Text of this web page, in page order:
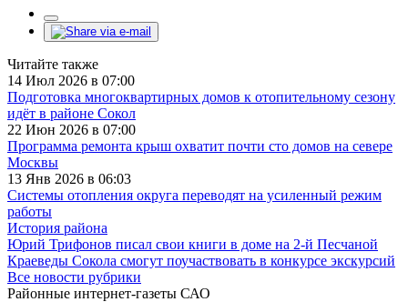
Читайте также
14 Июл 2026 в 07:00
Подготовка многоквартирных домов к отопительному сезону
идёт в районе Сокол
22 Июн 2026 в 07:00
Программа ремонта крыш охватит почти сто домов на севере
Москвы
13 Янв 2026 в 06:03
Системы отопления округа переводят на усиленный режим
работы
История района
Юрий Трифонов писал свои книги в доме на 2-й Песчаной
Краеведы Сокола смогут поучаствовать в конкурсе экскурсий
Все новости рубрики
Районные интернет-газеты САО